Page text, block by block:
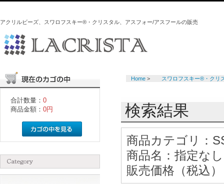
アクリルビーズ、スワロフスキー®・クリスタル、アスフォー/アスフールの販売
合計数量： 0
商品金額： 0円
Home > スワロフスキー®・クリ
検索結果
商品カテゴリ：
商品名： 指定なし
販売価格（税込